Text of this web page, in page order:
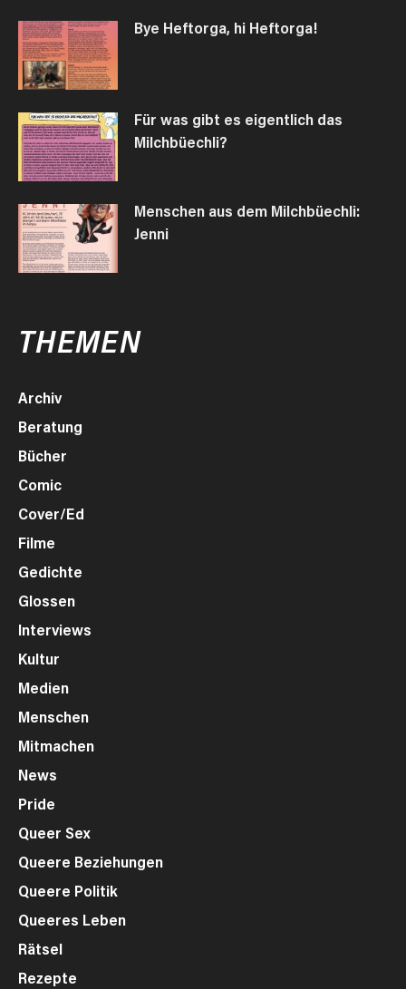
Bye Heftorga, hi Heftorga!
Für was gibt es eigentlich das
Milchbüechli?
Menschen aus dem Milchbüechli:
Jenni
THEMEN
Archiv
Beratung
Bücher
Comic
Cover/Ed
Filme
Gedichte
Glossen
Interviews
Kultur
Medien
Menschen
Mitmachen
News
Pride
Queer Sex
Queere Beziehungen
Queere Politik
Queeres Leben
Rätsel
Rezepte